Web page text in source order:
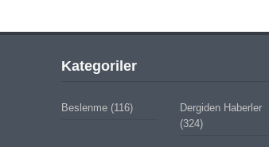
Kategoriler
Beslenme(116)
Dergiden Haberler
(324)